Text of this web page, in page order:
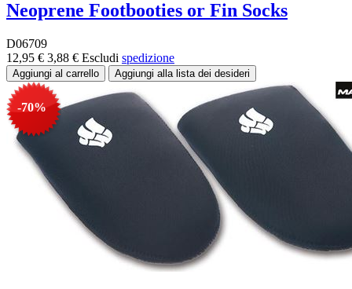
Neoprene Footbooties or Fin Socks
D06709
12,95 € 3,88 € Escludi spedizione
-70%